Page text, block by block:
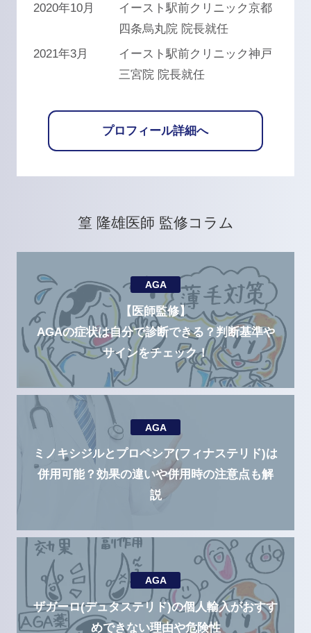
2020年10月
イースト駅前クリニック京都
四条烏丸院 院長就任
2021年3月
イースト駅前クリニック神戸
三宮院 院長就任
プロフィール詳細へ
篁 隆雄医師 監修コラム
AGA
【医師監修】
AGAの症状は自分で診断できる？判断基準や
サインをチェック！
AGA
ミノキシジルとプロペシア(フィナステリド)は
併用可能？効果の違いや併用時の注意点も解
説
AGA
ザガーロ(デュタステリド)の個人輸入がおすす
めできない理由や危険性